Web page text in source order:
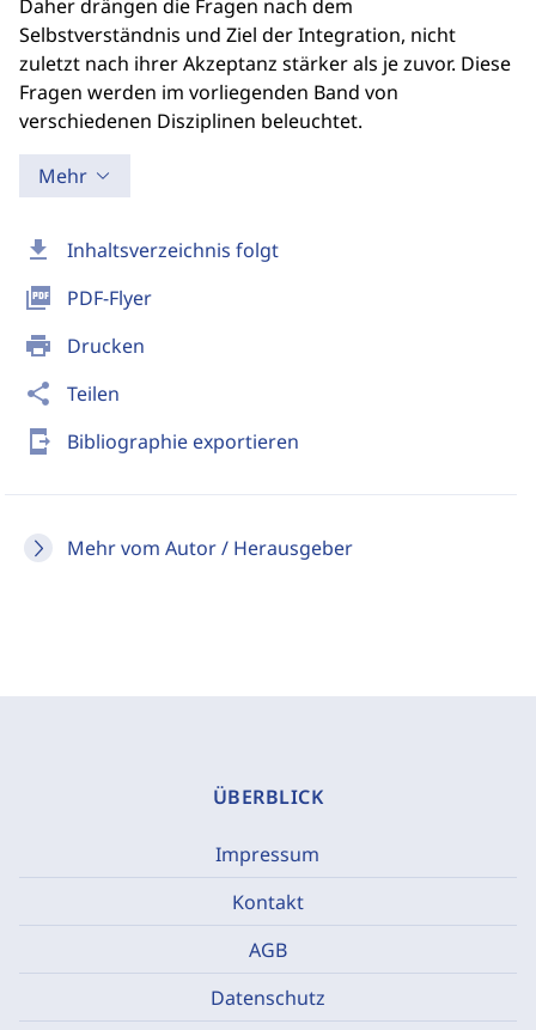
download Inhaltsverzeichnis folgt
picture_as_pdf PDF-Flyer
print Drucken
share Teilen
send_to_mobile Bibliographie exportieren
Mehr vom Autor / Herausgeber
Daher drängen die Fragen nach dem
Selbstverständnis und Ziel der Integration, nicht
zuletzt nach ihrer Akzeptanz stärker als je zuvor. Diese
Fragen werden im vorliegenden Band von
verschiedenen Disziplinen beleuchtet.
Mehr
ÜBERBLICK
Impressum
Kontakt
AGB
Datenschutz